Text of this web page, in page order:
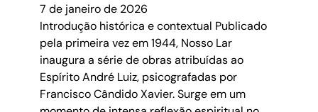
7 de janeiro de 2026
Introdução histórica e contextual Publicado
pela primeira vez em 1944, Nosso Lar
inaugura a série de obras atribuídas ao
Espírito André Luiz, psicografadas por
Francisco Cândido Xavier. Surge em um